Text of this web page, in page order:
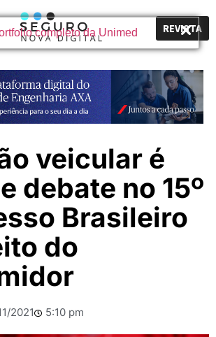
REVISTA
veicular é
debate no 15º
Brasileiro
do
2021 5:10 pm